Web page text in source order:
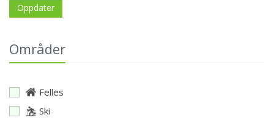
Oppdater
Områder
Felles
Ski